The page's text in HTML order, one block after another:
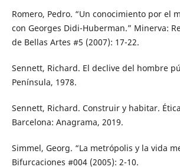
Romero, Pedro. “Un conocimiento por el
con Georges Didi-Huberman.” Minerva:
de Bellas Artes #5 (2007): 17-22.
Sennett, Richard. El declive del hombre
Península, 1978.
Sennett, Richard. Construir y habitar.
Barcelona: Anagrama, 2019.
Simmel, Georg. “La metrópolis y la vida
Bifurcaciones #004 (2005): 2-10.